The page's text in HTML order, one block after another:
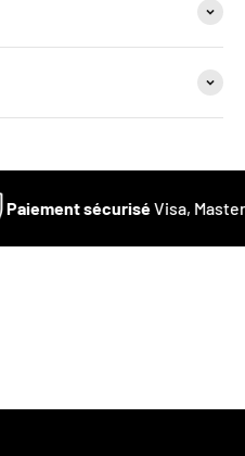
Paiement sécuriséVisa,